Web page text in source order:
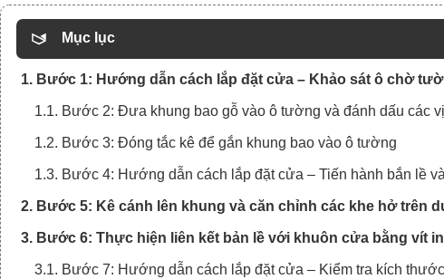
Mục lục
1. Bước 1: Hướng dẫn cách lắp đặt cửa – Khảo sát ô chờ
1.1. Bước 2: Đưa khung bao gỗ vào ô tường và đánh dấu các
1.2. Bước 3: Đóng tắc kê để gắn khung bao vào ô tường
1.3. Bước 4: Hướng dẫn cách lắp đặt cửa – Tiến hành bắn lề
2. Bước 5: Kê cánh lên khung và căn chỉnh các khe hở trên
3. Bước 6: Thực hiện liên kết bản lề với khuôn cửa bằng vít
3.1. Bước 7: Hướng dẫn cách lắp đặt cửa – Kiểm tra kích thước